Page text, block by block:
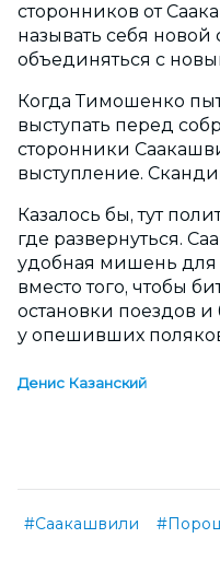
сторонников от
называть себя новой
объединяться с
Когда Тимошенко
выступать перед
сторонники
выступление.
Казалось бы, тут
где развернуться.
удобная мишень для
вместо того, чтобы
остановки поездов
у опешивших
Денис Казанский
#Саакашвили